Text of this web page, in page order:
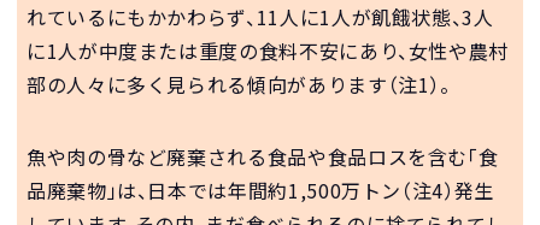
れているにもかかわらず、11人に1人が飢餓状態、3人
に1人が中度または重度の食料不安にあり、女性や農村
部の人々に多く見られる傾向があります（注1）。
魚や肉の骨など廃棄される食品や食品ロスを含む「食
品廃棄物」は、日本では年間約1,500万トン（注4）発生